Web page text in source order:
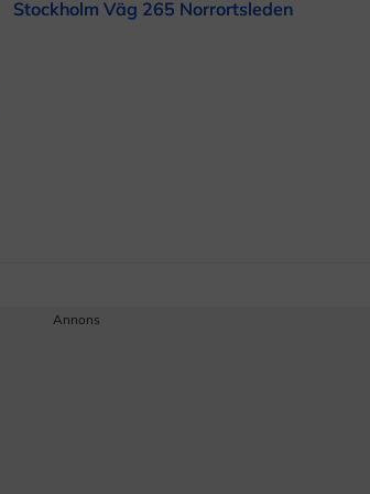
Stockholm Väg 265 Norrortsleden
Annons